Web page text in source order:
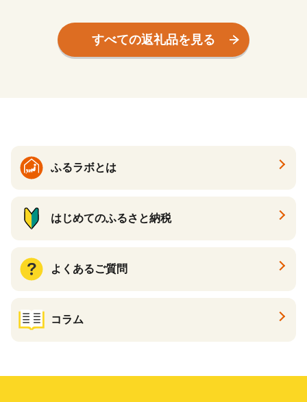
ぼれ ふるさと納税米 YD-109
ぼれ ふるさと納税米 YD-109
8
すべての返礼品を見る
ふるラボとは
はじめてのふるさと納税
よくあるご質問
コラム